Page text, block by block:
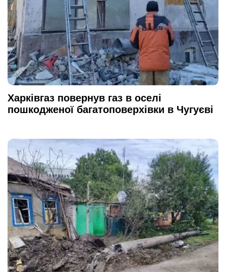
Харківгаз повернув газ в оселі
пошкодженої багатоповерхівки в Чугуєві